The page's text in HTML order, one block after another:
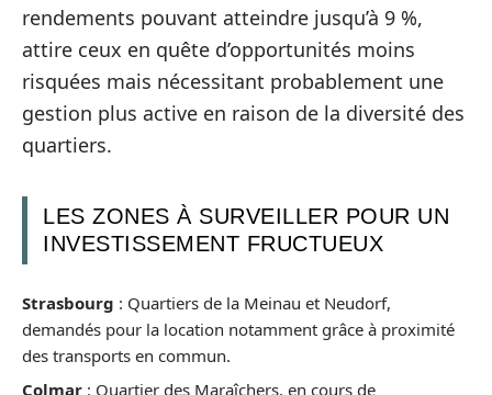
rendements pouvant atteindre jusqu’à 9 %,
attire ceux en quête d’opportunités moins
risquées mais nécessitant probablement une
gestion plus active en raison de la diversité des
quartiers.
LES ZONES À SURVEILLER POUR UN
INVESTISSEMENT FRUCTUEUX
Strasbourg : Quartiers de la Meinau et Neudorf,
demandés pour la location notamment grâce à proximité
des transports en commun.
Colmar : Quartier des Maraîchers, en cours de